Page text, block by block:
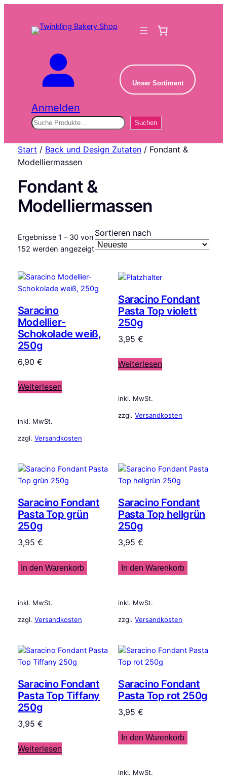
Anmelden
Unser Sortiment
Suchen Suchen
Start / Back und Design Zutaten/ Fondant &
Modelliermassen
Fondant &
Modelliermassen
Ergebnisse 1 – 30 von
152 werden angezeigtNach
Sortieren nach
Saracino
Modellier-
Schokolade weiß,
250g
6,90 €
Weiterlesen
inkl. MwSt.
zzgl. Versandkosten
Saracino Fondant
Pasta Top violett
250g
3,95€
Weiterlesen
inkl. MwSt.
zzgl.Versandkosten
Saracino Fondant
Pasta Top grün
250g
3,95 €
In den Warenkorb
inkl. MwSt.
zzgl. Versandkosten
Saracino Fondant
Pasta Top hellgrün
250g
3,95€
In den Warenkorb
inkl. MwSt.
zzgl.Versandkosten
Saracino Fondant
Pasta Top Tiffany
250g
3,95 €
Weiterlesen
Saracino Fondant
Pasta Top rot 250g
3,95€
In den Warenkorb
inkl. MwSt.